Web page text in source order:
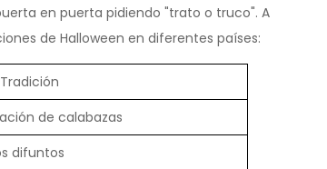
en puerta pidiendo "trato o truco". A
de Halloween en diferentes países:
Tradición
de calabazas
difuntos